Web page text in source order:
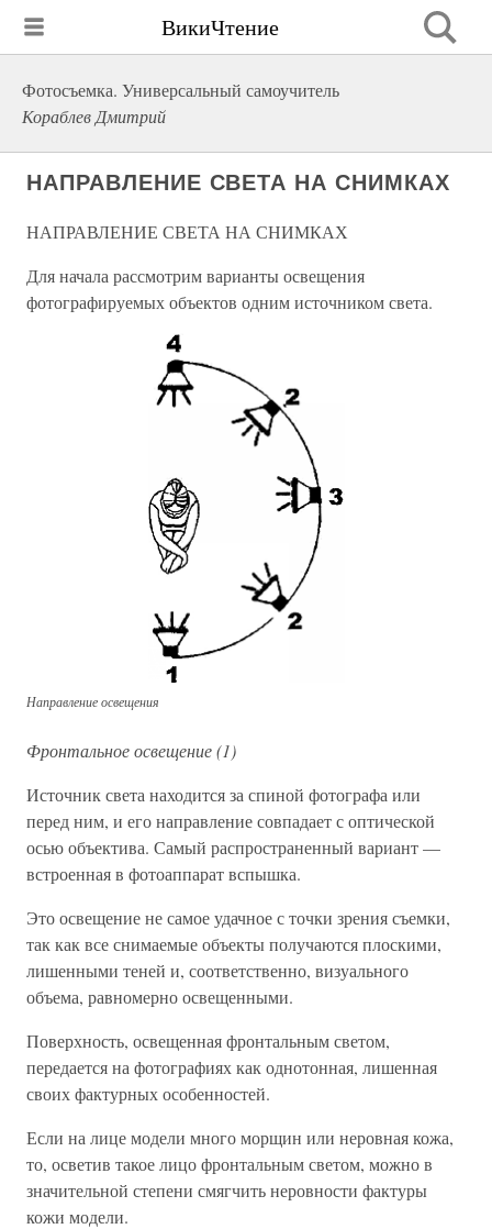
ВикиЧтение
Фотосъемка. Универсальный самоучитель
Кораблев Дмитрий
НАПРАВЛЕНИЕ СВЕТА НА СНИМКАХ
НАПРАВЛЕНИЕ СВЕТА НА СНИМКАХ
Для начала рассмотрим варианты освещения
фотографируемых объектов одним источником света.
Направление освещения
Фронтальное освещение (1)
Источник света находится за спиной фотографа или
перед ним, и его направление совпадает с оптической
осью объектива. Самый распространенный вариант —
встроенная в фотоаппарат вспышка.
Это освещение не самое удачное с точки зрения съемки,
так как все снимаемые объекты получаются плоскими,
лишенными теней и, соответственно, визуального
объема, равномерно освещенными.
Поверхность, освещенная фронтальным светом,
передается на фотографиях как однотонная, лишенная
своих фактурных особенностей.
Если на лице модели много морщин или неровная кожа,
то, осветив такое лицо фронтальным светом, можно в
значительной степени смягчить неровности фактуры
кожи модели.